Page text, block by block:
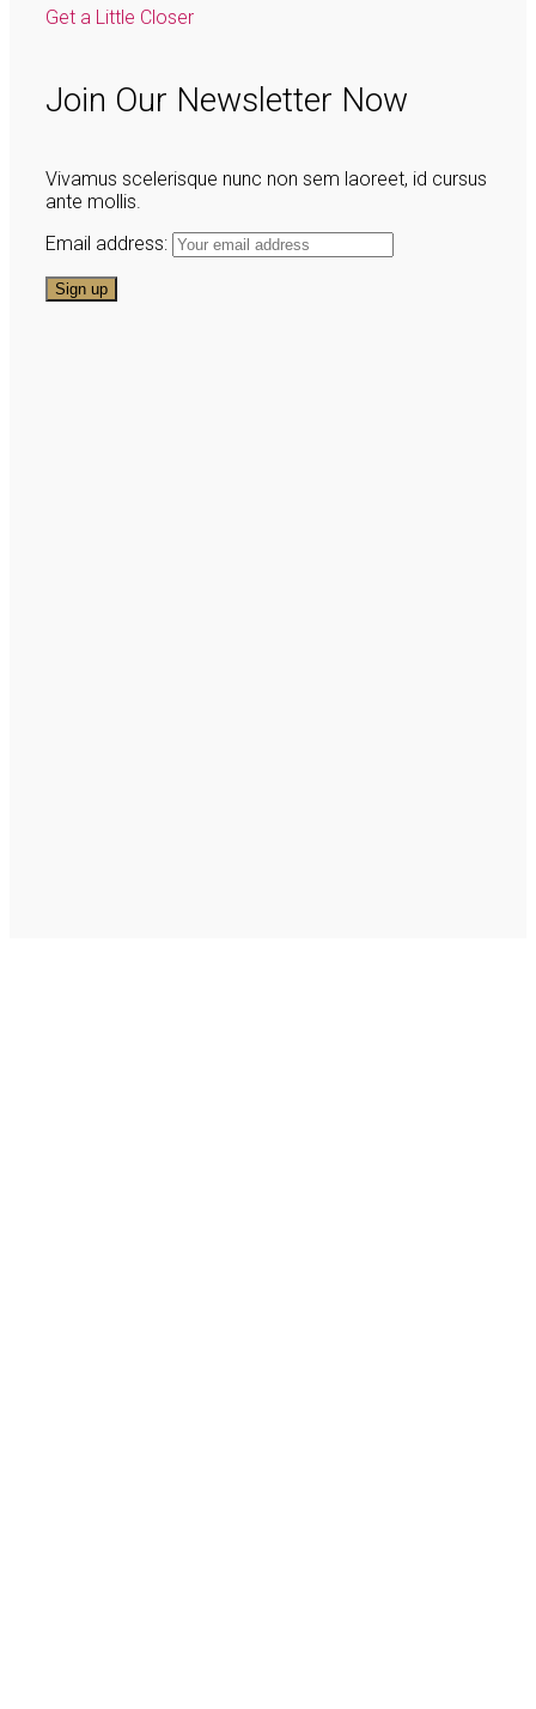
Get a Little Closer
Join Our Newsletter Now
Vivamus scelerisque nunc non sem laoreet, id cursus
ante mollis.
Email address: